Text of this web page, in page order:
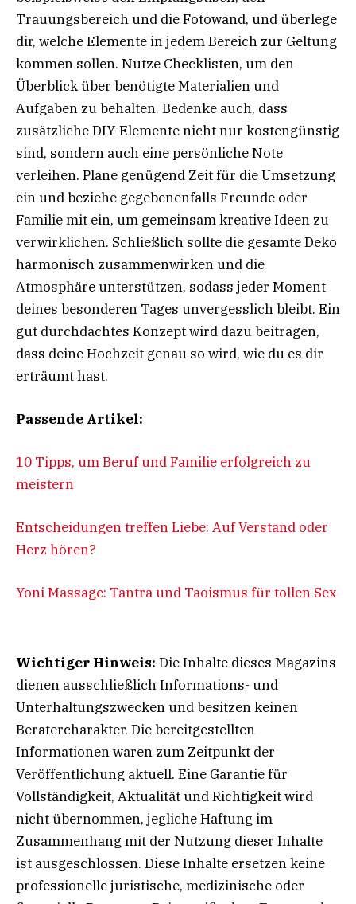
Trauungsbereich und die Fotowand, und überlege
dir, welche Elemente in jedem Bereich zur Geltung
kommen sollen. Nutze Checklisten, um den
Überblick über benötigte Materialien und
Aufgaben zu behalten. Bedenke auch, dass
zusätzliche DIY-Elemente nicht nur kostengünstig
sind, sondern auch eine persönliche Note
verleihen. Plane genügend Zeit für die Umsetzung
ein und beziehe gegebenenfalls Freunde oder
Familie mit ein, um gemeinsam kreative Ideen zu
verwirklichen. Schließlich sollte die gesamte Deko
harmonisch zusammenwirken und die
Atmosphäre unterstützen, sodass jeder Moment
deines besonderen Tages unvergesslich bleibt. Ein
gut durchdachtes Konzept wird dazu beitragen,
dass deine Hochzeit genau so wird, wie du es dir
erträumt hast.
Passende Artikel:
10 Tipps, um Beruf und Familie erfolgreich zu
meistern
Entscheidungen treffen Liebe: Auf Verstand oder
Herz hören?
Yoni Massage: Tantra und Taoismus für tollen Sex
Wichtiger Hinweis: Die Inhalte dieses Magazins
dienen ausschließlich Informations- und
Unterhaltungszwecken und besitzen keinen
Beratercharakter. Die bereitgestellten
Informationen waren zum Zeitpunkt der
Veröffentlichung aktuell. Eine Garantie für
Vollständigkeit, Aktualität und Richtigkeit wird
nicht übernommen, jegliche Haftung im
Zusammenhang mit der Nutzung dieser Inhalte
ist ausgeschlossen. Diese Inhalte ersetzen keine
professionelle juristische, medizinische oder